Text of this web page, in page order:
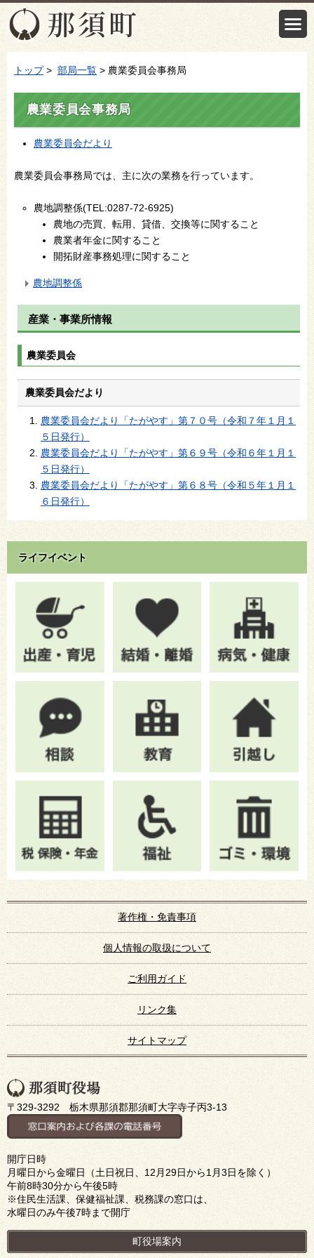
トップ> 部局一覧 > 農業委員会事務局
農業委員会事務局
農業委員会だより
農業委員会事務局では、主に次の業務を行っています。
農地調整係(TEL:0287-72-6925)
農地の売買、転用、貸借、交換等に関すること
農業者年金に関すること
開拓財産事務処理に関すること
農地調整係
産業・事業所情報
農業委員会
農業委員会だより
農業委員会だより「たがやす」第７０号（令和７年１月１
５日発行）
農業委員会だより「たがやす」第６９号（令和６年１月１
５日発行）
農業委員会だより「たがやす」第６８号（令和５年１月１
６日発行）
ライフイベント
著作権・免責事項
個人情報の取扱について
ご利用ガイド
リンク集
サイトマップ
〒329-3292 栃木県那須郡那須町大字寺子丙3-13
開庁日時
月曜日から金曜日（土日祝日、12月29日から1月3日を除く）
午前8時30分から午後5時
※住民生活課、保健福祉課、税務課の窓口は、
水曜日のみ午後7時まで開庁
町役場案内